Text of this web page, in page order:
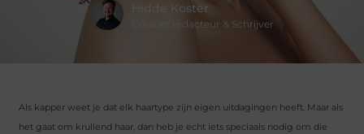
Hidde Koster
Creatief redacteur & Schrijver
Als kapper weet je dat elk haartype zijn eigen uitdagingen heeft. Maar als
het gaat om krullend haar, dan heb je echt iets speciaals nodig om die